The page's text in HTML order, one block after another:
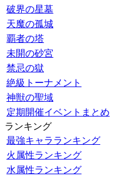
破界の星墓
天魔の孤城
覇者の塔
未開の砂宮
禁忌の獄
絶級トーナメント
神獣の聖域
定期開催イベントまとめ
ランキング
最強キャラランキング
火属性ランキング
水属性ランキング